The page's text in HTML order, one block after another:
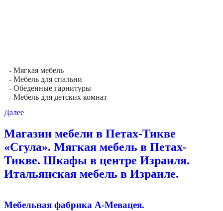
- Мягкая мебель
- Мебель для спальни
- Обеденные гарнитуры
- Мебель для детских комнат
Далее
Магазин мебели в Петах-Тикве
«Сгула». Мягкая мебель в Петах-
Тикве. Шкафы в центре Израиля.
Итальянская мебель в Израиле.
Мебельная фабрика А-Мевацея.